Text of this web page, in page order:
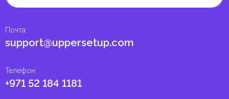
Телефон:
+971 52 184 1181
Почта:
support@uppersetup.com